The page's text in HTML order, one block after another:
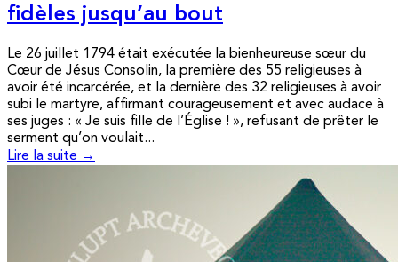
fidèles jusqu’au bout
Le 26 juillet 1794 était exécutée la bienheureuse sœur du
Cœur de Jésus Consolin, la première des 55 religieuses à
avoir été incarcérée, et la dernière des 32 religieuses à avoir
subi le martyre, affirmant courageusement et avec audace à
ses juges : « Je suis fille de l’Église ! », refusant de prêter le
serment qu’on voulait...
Lire la suite →